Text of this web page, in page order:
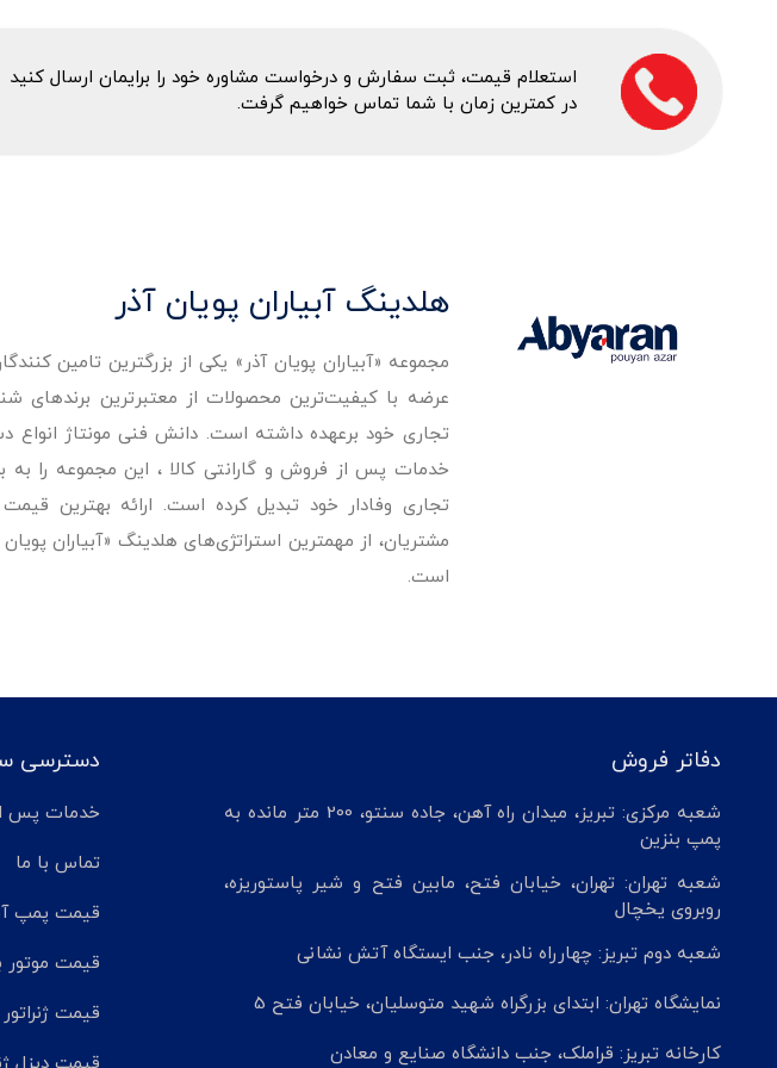
استعلام قیمت، ثبت سفارش و درخواست مشاوره خود را برایمان ارسال کنید
در کمترین زمان با شما تماس خواهیم گرفت.
هلدینگ آبیاران پویان آذر
مجموعه «آبیاران پویان آذر» یکی از بزرگترین تامین
تجاری خود برعهده داشته است. دانش فنی مونتاژ انواع
خدمات پس از فروش و گارانتی کالا ، این مجموعه را به
تجاری وفادار خود تبدیل کرده است. ارائه بهترین
مشتریان، از مهمترین استراتژی‌های هلدینگ «آبیاران
است.
دفاتر فروش
شعبه مرکزی: تبریز، میدان راه آهن، جاده سنتو، 200 متر مانده به
پمپ بنزین
شعبه تهران: تهران، خیابان فتح، مابین فتح و شیر پاستوریزه،
روبروی یخچال
شعبه دوم تبریز: چهارراه نادر، جنب ایستگاه آتش نشانی
نمایشگاه تهران: ابتدای بزرگراه شهید متوسلیان، خیابان فتح 5
کارخانه تبریز: قراملک، جنب دانشگاه صنایع و معادن
دسترسی
خدمات پس
تماس با ما
قیمت پمپ
قیمت موتور
قیمت ژنراتور